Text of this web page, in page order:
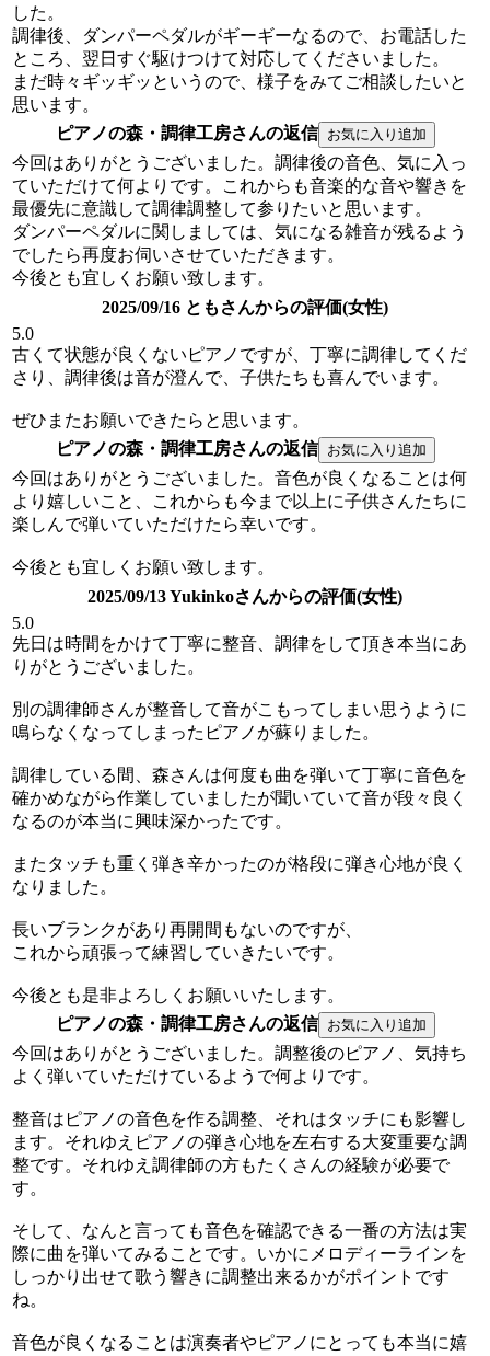
した。
調律後、ダンパーペダルがギーギーなるので、お電話した
ところ、翌日すぐ駆けつけて対応してくださいました。
まだ時々ギッギッというので、様子をみてご相談したいと
思います。
ピアノの森・調律工房さんの返信
今回はありがとうございました。調律後の音色、気に入っ
ていただけて何よりです。これからも音楽的な音や響きを
最優先に意識して調律調整して参りたいと思います。
ダンパーペダルに関しましては、気になる雑音が残るよう
でしたら再度お伺いさせていただきます。
今後とも宜しくお願い致します。
2025/09/16 ともさんからの評価(女性)
5.0
古くて状態が良くないピアノですが、丁寧に調律してくだ
さり、調律後は音が澄んで、子供たちも喜んでいます。
ぜひまたお願いできたらと思います。
ピアノの森・調律工房さんの返信
今回はありがとうございました。音色が良くなることは何
より嬉しいこと、これからも今まで以上に子供さんたちに
楽しんで弾いていただけたら幸いです。
今後とも宜しくお願い致します。
2025/09/13 Yukinkoさんからの評価(女性)
5.0
先日は時間をかけて丁寧に整音、調律をして頂き本当にあ
りがとうございました。
別の調律師さんが整音して音がこもってしまい思うように
鳴らなくなってしまったピアノが蘇りました。
調律している間、森さんは何度も曲を弾いて丁寧に音色を
確かめながら作業していましたが聞いていて音が段々良く
なるのが本当に興味深かったです。
またタッチも重く弾き辛かったのが格段に弾き心地が良く
なりました。
長いブランクがあり再開間もないのですが、
これから頑張って練習していきたいです。
今後とも是非よろしくお願いいたします。
ピアノの森・調律工房さんの返信
今回はありがとうございました。調整後のピアノ、気持ち
よく弾いていただけているようで何よりです。
整音はピアノの音色を作る調整、それはタッチにも影響し
ます。それゆえピアノの弾き心地を左右する大変重要な調
整です。それゆえ調律師の方もたくさんの経験が必要で
す。
そして、なんと言っても音色を確認できる一番の方法は実
際に曲を弾いてみることです。いかにメロディーラインを
しっかり出せて歌う響きに調整出来るかがポイントです
ね。
音色が良くなることは演奏者やピアノにとっても本当に嬉